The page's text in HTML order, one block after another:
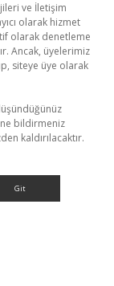
ve İletişim
olarak hizmet
olarak denetleme
Ancak, üyelerimiz
siteye üye olarak
bildirmeniz
kaldırılacaktır.